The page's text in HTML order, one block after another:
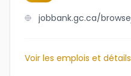
Voir les emplois et détails